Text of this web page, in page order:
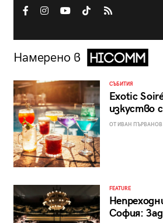
Намерено в
СЪБИТИЯ
Exotic
изкуство
ОТ ИВАН ПЪРВАНОВ
FEATURE
София: